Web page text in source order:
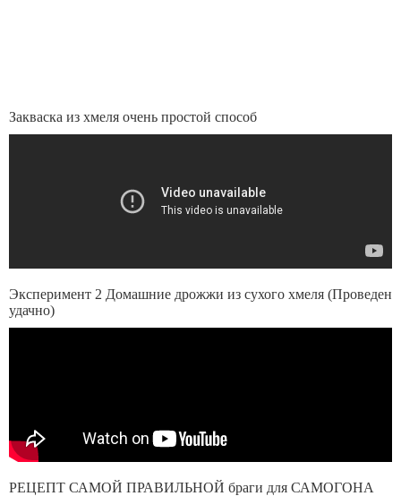
Закваска из хмеля очень простой способ
Эксперимент 2 Домашние дрожжи из сухого хмеля (Проведен
удачно)
РЕЦЕПТ САМОЙ ПРАВИЛЬНОЙ браги для САМОГОНА